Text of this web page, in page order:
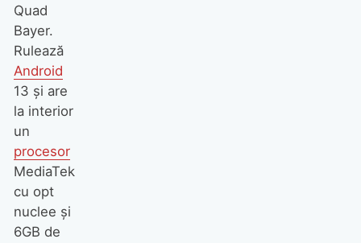
Quad
Bayer.
Rulează
Android
13 și are
la interior
un
procesor
MediaTek
cu opt
nuclee și
6GB de